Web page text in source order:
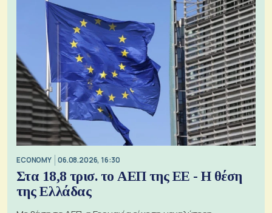
ECONOMY 06.08.2026, 16:30
Στα 18,8 τρισ. το ΑΕΠ της ΕΕ - Η θέση
της Ελλάδας